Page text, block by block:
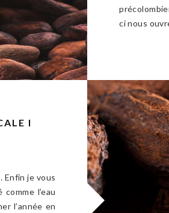
ci nous
I
Enfin je vous
l’eau
l’année en